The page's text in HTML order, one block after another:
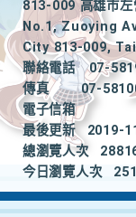
813-009 高雄市左
No.1, Zuoying
City 813-009,
聯絡電話
07-
傳真
07-
電子信箱
最後更新
2019-
總瀏覽人次
今日瀏覽人次